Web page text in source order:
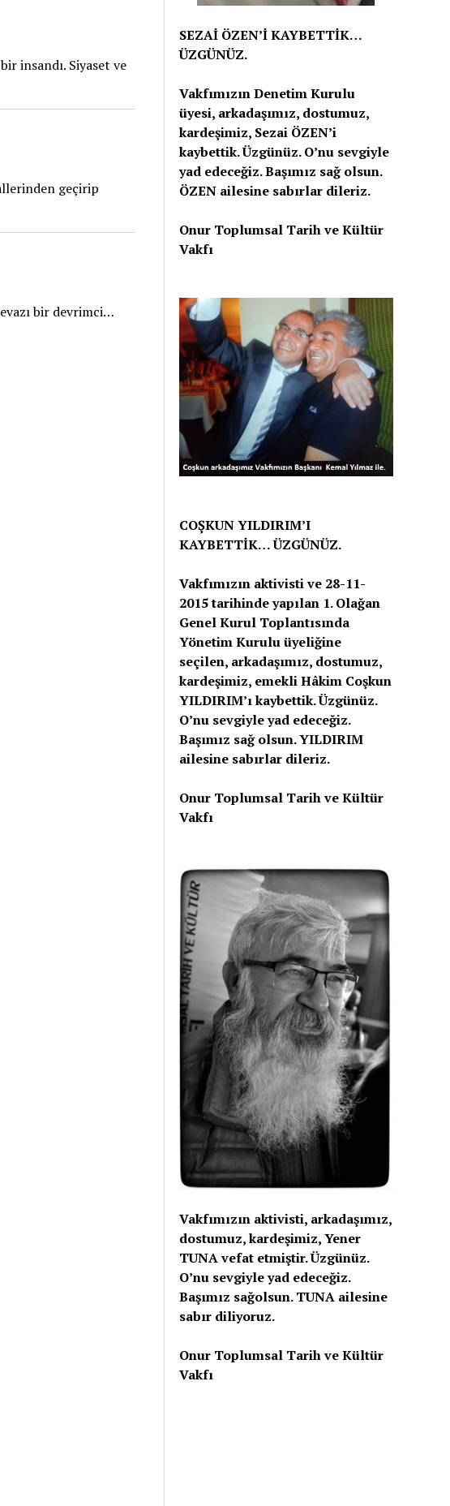
insandı. Siyaset ve
geçirip
bir devrimci…
SEZAİ ÖZEN’İ KAYBETTİK…
ÜZGÜNÜZ.
Vakfımızın Denetim Kurulu
üyesi, arkadaşımız, dostumuz,
kardeşimiz, Sezai ÖZEN’i
kaybettik. Üzgünüz. O’nu sevgiyle
yad edeceğiz. Başımız sağ olsun.
ÖZEN ailesine sabırlar dileriz.
Onur Toplumsal Tarih ve Kültür
Vakfı
COŞKUN YILDIRIM’I
KAYBETTİK… ÜZGÜNÜZ.
Vakfımızın aktivisti ve 28-11-
2015 tarihinde yapılan 1. Olağan
Genel Kurul Toplantısında
Yönetim Kurulu üyeliğine
seçilen, arkadaşımız, dostumuz,
kardeşimiz, emekli Hâkim Coşkun
YILDIRIM’ı kaybettik. Üzgünüz.
O’nu sevgiyle yad edeceğiz.
Başımız sağ olsun. YILDIRIM
ailesine sabırlar dileriz.
Onur Toplumsal Tarih ve Kültür
Vakfı
Vakfımızın aktivisti, arkadaşımız,
dostumuz, kardeşimiz, Yener
TUNA vefat etmiştir. Üzgünüz.
O’nu sevgiyle yad edeceğiz.
Başımız sağolsun. TUNA ailesine
sabır diliyoruz.
Onur Toplumsal Tarih ve Kültür
Vakfı